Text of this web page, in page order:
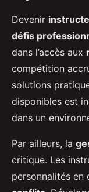
Devenir
défis
dans l’accès aux
compétition
solutions
disponibles est
dans un
Par ailleurs, la
critique. Les
personnalités en